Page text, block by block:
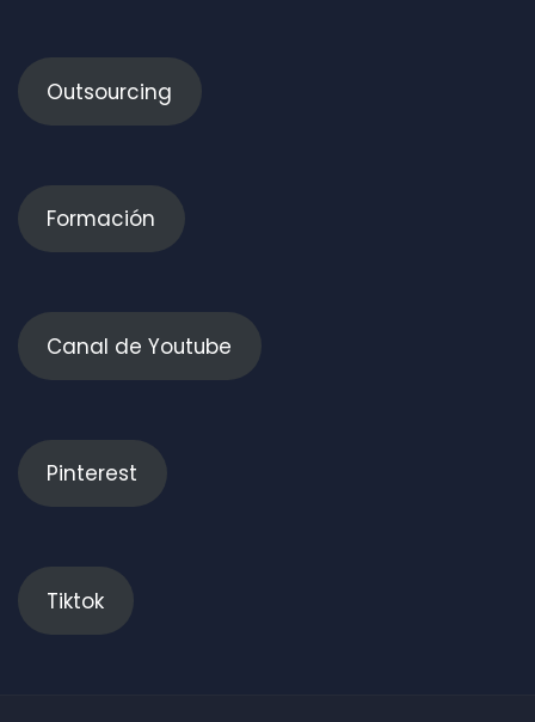
Outsourcing
Formación
Canal de Youtube
Pinterest
Tiktok